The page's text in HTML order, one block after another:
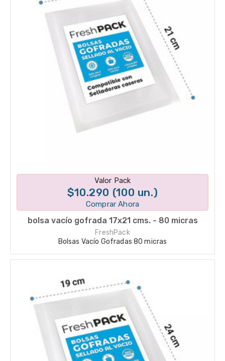
Disponible en 1 variantes
Valor Pack
$10.290 (100 un.)
Comprar Ahora
bolsa vacío gofrada 17x21 cms. - 80 micras
FreshPack
Bolsas Vacío Gofradas 80 micras